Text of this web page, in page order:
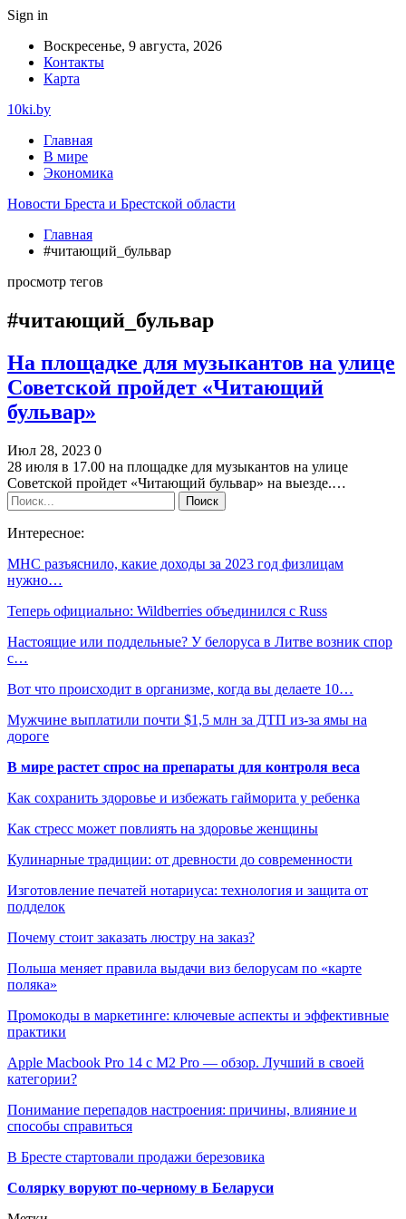
Sign in
Воскресенье, 9 августа, 2026
Контакты
Карта
10ki.by
Главная
В мире
Экономика
Новости Бреста и Брестской области
Главная
#читающий_бульвар
просмотр тегов
#читающий_бульвар
На площадке для музыкантов на улице
Советской пройдет «Читающий
бульвар»
Июл 28, 2023 0
28 июля в 17.00 на площадке для музыкантов на улице
Советской пройдет «Читающий бульвар» на выезде.…
Интересное:
МНС разъяснило, какие доходы за 2023 год физлицам
нужно…
Теперь официально: Wildberries объединился с Russ
Настоящие или поддельные? У белоруса в Литве возник спор
с…
Вот что происходит в организме, когда вы делаете 10…
Мужчине выплатили почти $1,5 млн за ДТП из-за ямы на
дороге
В мире растет спрос на препараты для контроля веса
Как сохранить здоровье и избежать гайморита у ребенка
Как стресс может повлиять на здоровье женщины
Кулинарные традиции: от древности до современности
Изготовление печатей нотариуса: технология и защита от
подделок
Почему стоит заказать люстру на заказ?
Польша меняет правила выдачи виз белорусам по «карте
поляка»
Промокоды в маркетинге: ключевые аспекты и эффективные
практики
Apple Macbook Pro 14 с M2 Pro — обзор. Лучший в своей
категории?
Понимание перепадов настроения: причины, влияние и
способы справиться
В Бресте стартовали продажи березовика
Солярку воруют по-черному в Беларуси